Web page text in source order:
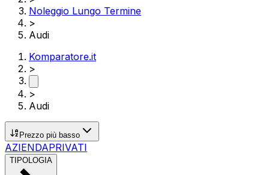
Noleggio Lungo Termine
>
Audi
Komparatore.it
>
>
Audi
Prezzo più basso
AZIENDAPRIVATI
TIPOLOGIA